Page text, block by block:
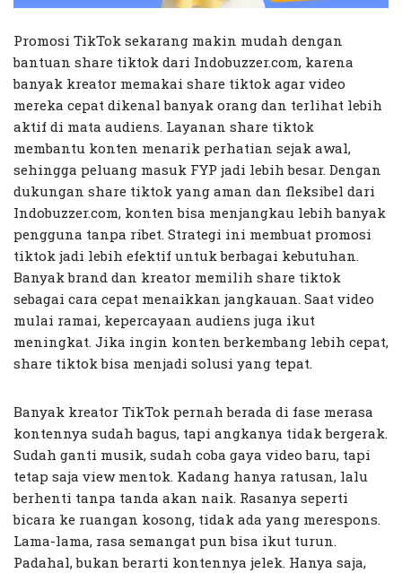
Promosi TikTok sekarang makin mudah dengan
bantuan share tiktok dari Indobuzzer.com, karena
banyak kreator memakai share tiktok agar video
mereka cepat dikenal banyak orang dan terlihat lebih
aktif di mata audiens. Layanan share tiktok
membantu konten menarik perhatian sejak awal,
sehingga peluang masuk FYP jadi lebih besar. Dengan
dukungan share tiktok yang aman dan fleksibel dari
Indobuzzer.com, konten bisa menjangkau lebih banyak
pengguna tanpa ribet. Strategi ini membuat promosi
tiktok jadi lebih efektif untuk berbagai kebutuhan.
Banyak brand dan kreator memilih share tiktok
sebagai cara cepat menaikkan jangkauan. Saat video
mulai ramai, kepercayaan audiens juga ikut
meningkat. Jika ingin konten berkembang lebih cepat,
share tiktok bisa menjadi solusi yang tepat.
Banyak kreator TikTok pernah berada di fase merasa
kontennya sudah bagus, tapi angkanya tidak bergerak.
Sudah ganti musik, sudah coba gaya video baru, tapi
tetap saja view mentok. Kadang hanya ratusan, lalu
berhenti tanpa tanda akan naik. Rasanya seperti
bicara ke ruangan kosong, tidak ada yang merespons.
Lama-lama, rasa semangat pun bisa ikut turun.
Padahal, bukan berarti kontennya jelek. Hanya saja,